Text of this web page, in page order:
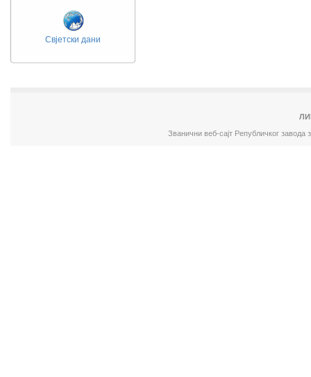
Свјетски дани
Званични веб-сајт Републичког